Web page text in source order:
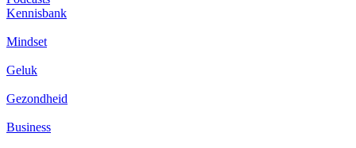
Kennisbank
Mindset
Geluk
Gezondheid
Business